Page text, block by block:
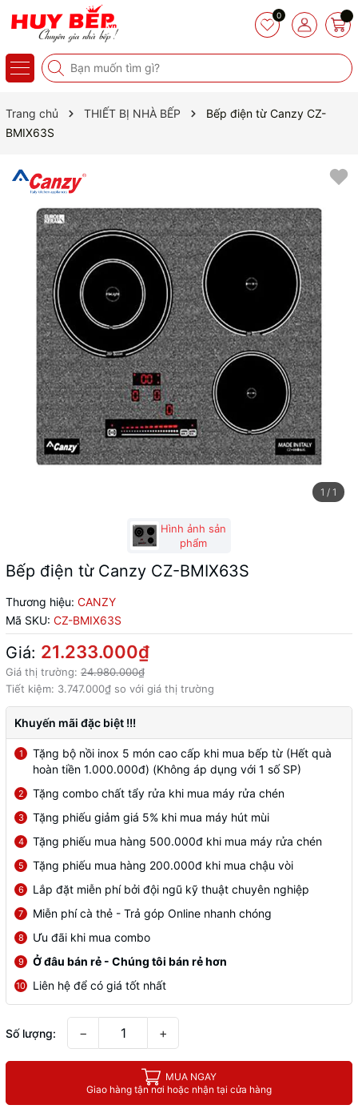
0
Trang chủ THIẾT BỊ NHÀ BẾP
Bếp điện từ Canzy CZ-
BMIX63S
1 / 1
Hình ảnh sản
phẩm
Bếp điện từ Canzy CZ-BMIX63S
Thương hiệu: CANZY
Mã SKU: CZ-BMIX63S
Giá: 21.233.000₫
Giá thị trường: 24.980.000₫
Tiết kiệm: 3.747.000₫ so với giá thị trường
Khuyến mãi đặc biệt !!!
1
Tặng bộ nồi inox 5 món cao cấp khi mua bếp từ (Hết quà
hoàn tiền 1.000.000đ) (Không áp dụng với 1 số SP)
2 Tặng combo chất tẩy rửa khi mua máy rửa chén
3 Tặng phiếu giảm giá 5% khi mua máy hút mùi
4 Tặng phiếu mua hàng 500.000đ khi mua máy rửa chén
5 Tặng phiếu mua hàng 200.000đ khi mua chậu vòi
6 Lắp đặt miễn phí bởi đội ngũ kỹ thuật chuyên nghiệp
7 Miễn phí cà thẻ - Trả góp Online nhanh chóng
8 Ưu đãi khi mua combo
9 Ở đâu bán rẻ - Chúng tôi bán rẻ hơn
10 Liên hệ để có giá tốt nhất
Số lượng: − +
MUA NGAY
Giao hàng tận nơi hoặc nhận tại cửa hàng